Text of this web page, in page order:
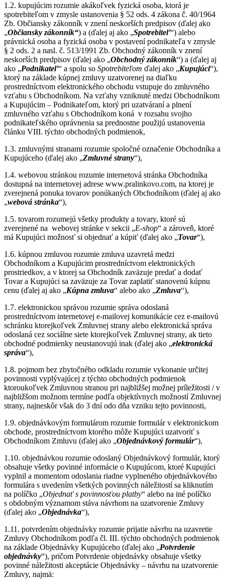
1.2. kupujúcim rozumie akákoľvek fyzická osoba, ktorá je
spotrebiteľom v zmysle ustanovenia § 52 ods. 4 zákona č. 40/1964
Zb. Občiansky zákonník v znení neskorších predpisov (ďalej ako
„Občiansky zákonník“) a (ďalej aj ako „Spotrebiteľ“) alebo
právnická osoba a fyzická osoba v postavení podnikateľa v zmysle
§ 2 ods. 2 a nasl. č. 513/1991 Zb. Obchodný zákonník v znení
neskorších predpisov (ďalej ako „Obchodný zákonník“) a (ďalej aj
ako „Podnikateľ“ a spolu so Spotrebiteľom ďalej ako „Kupujúci“),
ktorý na základe kúpnej zmluvy uzatvorenej na diaľku
prostredníctvom elektronického obchodu vstupuje do zmluvného
vzťahu s Obchodníkom. Na vzťahy vzniknuté medzi Obchodníkom
a Kupujúcim – Podnikateľom, ktorý pri uzatváraní a plnení
zmluvného vzťahu s Obchodníkom koná v rozsahu svojho
podnikateľského oprávnenia sa prednostne použijú ustanovenia
článku VIII. týchto obchodných podmienok,
1.3. zmluvnými stranami rozumie spoločné označenie Obchodníka a
Kupujúceho (ďalej ako „Zmluvné strany“),
1.4. webovou stránkou rozumie internetová stránka Obchodníka
dostupná na internetovej adrese www.pralinkovo.com, na ktorej je
zverejnená ponuka tovarov ponúkaných Obchodníkom (ďalej aj ako
„webová stránka“),
1.5. tovarom rozumejú všetky produkty a tovary, ktoré sú
zverejnené na webovej stránke v sekcii „E-shop“ a zároveň, ktoré
má Kupujúci možnosť si objednať a kúpiť (ďalej ako „Tovar“),
1.6. kúpnou zmluvou rozumie zmluva uzavretá medzi
Obchodníkom a Kupujúcim prostredníctvom elektronických
prostriedkov, a v ktorej sa Obchodník zaväzuje predať a dodať
Tovar a Kupujúci sa zaväzuje za Tovar zaplatiť stanovenú kúpnu
cenu (ďalej aj ako „Kúpna zmluva“ alebo ako „Zmluva“),
1.7. elektronickou správou rozumie správa odoslaná
prostredníctvom internetovej e-mailovej komunikácie cez e-mailovú
schránku ktorejkoľvek Zmluvnej strany alebo elektronická správa
odoslaná cez sociálne siete ktorejkoľvek Zmluvnej strany, ak tieto
obchodné podmienky neustanovujú inak (ďalej ako „elektronická
správa“),
1.8. pojmom bez zbytočného odkladu rozumie vykonanie určitej
povinnosti vyplývajúcej z týchto obchodných podmienok
ktoroukoľvek Zmluvnou stranou pri najbližšej možnej príležitosti / v
najbližšom možnom termíne podľa objektívnych možností Zmluvnej
strany, najneskôr však do 3 dní odo dňa vzniku tejto povinnosti,
1.9. objednávkovým formulárom rozumie formulár v elektronickom
obchode, prostredníctvom ktorého môže Kupujúci uzatvoriť s
Obchodníkom Zmluvu (ďalej ako „Objednávkový formulár“),
1.10. objednávkou rozumie odoslaný Objednávkový formulár, ktorý
obsahuje všetky povinné informácie o Kupujúcom, ktoré Kupujúci
vyplnil a momentom odoslania riadne vyplneného objednávkového
formulára s uvedením všetkých povinných náležitostí sa kliknutím
na políčko „Objednať s povinnosťou platby“ alebo na iné políčko
s obdobným významom stáva návrhom na uzatvorenie Zmluvy
(ďalej ako „Objednávka“),
1.11. potvrdením objednávky rozumie prijatie návrhu na uzavretie
Zmluvy Obchodníkom podľa čl. III. týchto obchodných podmienok
na základe Objednávky Kupujúceho (ďalej ako „Potvrdenie
objednávky“), pričom Potvrdenie objednávky obsahuje všetky
povinné náležitosti akceptácie Objednávky – návrhu na uzatvorenie
Zmluvy, najmä: